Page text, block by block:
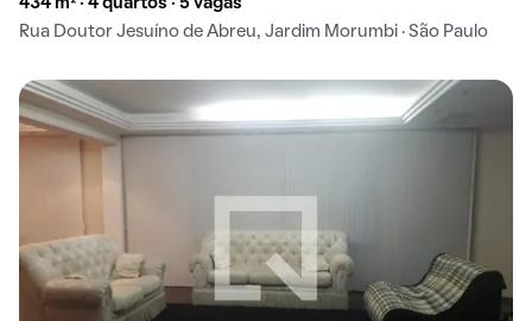
434 m² · 4 quartos · 5 vagas
Rua Doutor Jesuíno de Abreu, Jardim Morumbi · São Paulo